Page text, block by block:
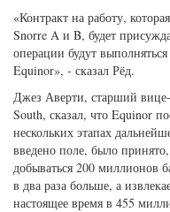
«Контракт на работу,
Snorre A и B, будет
операции будут
Equinor», - сказал Рёд.
Джез Аверти, старший
South, сказал, что Equinor
нескольких этапах
введено поле, было
добываться 200 миллионов
в два раза больше, а
настоящее время в 455